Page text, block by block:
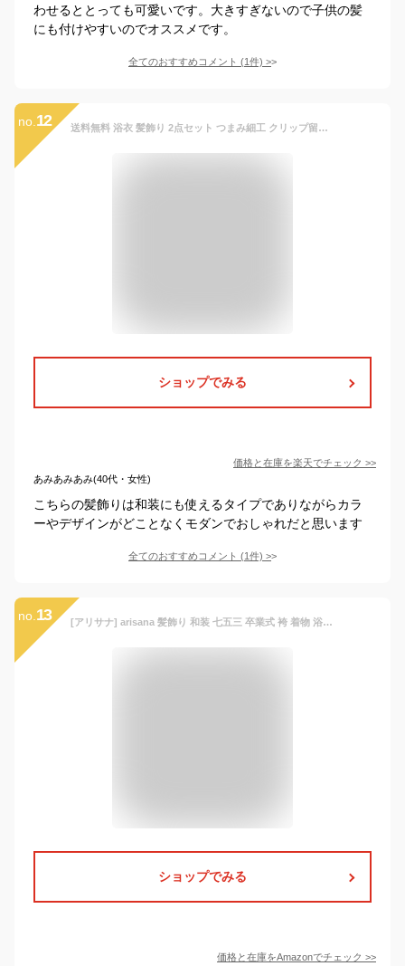
わせるととっても可愛いです。大きすぎないので子供の髪
にも付けやすいのでオススメです。
全てのおすすめコメント (1件) >
no. 12 送料無料 浴衣 髪飾り 2点セット つまみ細工 クリップ留め パール リボン タッセル 七五三 成人式 卒業式 着物 和風 ヘアアクセサリー 中華風 和装 振袖 袴 お宮参り 子供
ショップでみる
価格と在庫を楽天でチェック >>
あみあみあみ(40代・女性)
こちらの髪飾りは和装にも使えるタイプでありながらカラ
ーやデザインがどことなくモダンでおしゃれだと思います
全てのおすすめコメント (1件) >
no. 13 [アリサナ] arisana 髪飾り 和装 七五三 卒業式 袴 着物 浴衣 花 つまみ細工 パール リボン 子供 ガールズ ラベンダー free
ショップでみる
価格と在庫をAmazonでチェック >>